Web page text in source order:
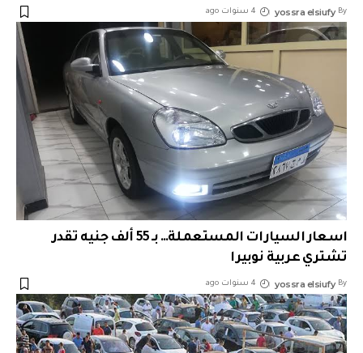
By
yossra elsiufy 4 سنوات ago
اسعار السيارات المستعملة… بـ 55 ألف جنيه تقدر
تشتري عربية نوبيرا
By
yossra elsiufy 4 سنوات ago